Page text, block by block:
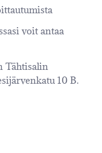
voit antaa
Tähtisalin
10 B.